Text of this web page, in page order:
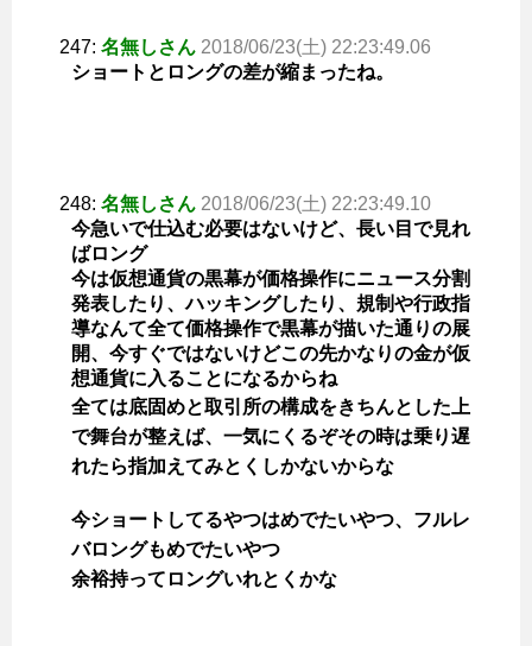
247: 名無しさん 2018/06/23(土) 22:23:49.06
ショートとロングの差が縮まったね。
248: 名無しさん 2018/06/23(土) 22:23:49.10
今急いで仕込む必要はないけど、長い目で見れ
ばロング
今は仮想通貨の黒幕が価格操作にニュース分割
発表したり、ハッキングしたり、規制や行政指
導なんて全て価格操作で黒幕が描いた通りの展
開、今すぐではないけどこの先かなりの金が仮
想通貨に入ることになるからね
全ては底固めと取引所の構成をきちんとした上
で舞台が整えば、一気にくるぞその時は乗り遅
れたら指加えてみとくしかないからな
今ショートしてるやつはめでたいやつ、フルレ
バロングもめでたいやつ
余裕持ってロングいれとくかな